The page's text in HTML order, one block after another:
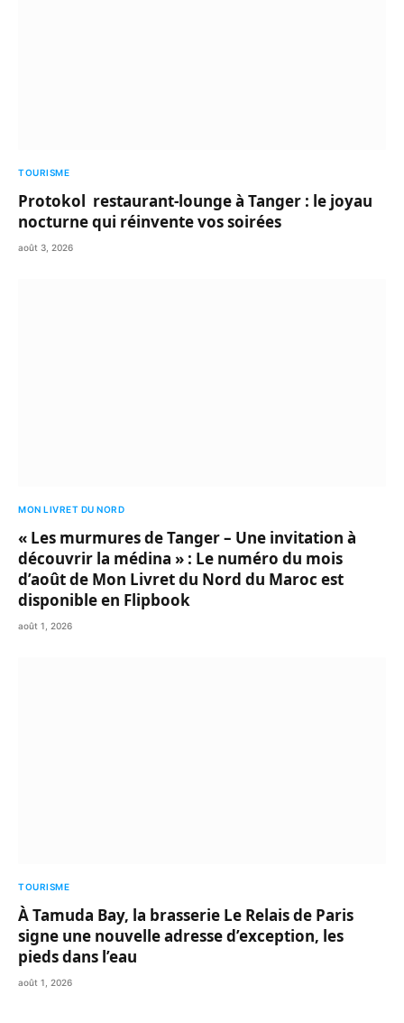
TOURISME
Protokol restaurant-lounge à Tanger : le joyau
nocturne qui réinvente vos soirées
août 3, 2026
MON LIVRET DU NORD
« Les murmures de Tanger – Une invitation à
découvrir la médina » : Le numéro du mois
d’août de Mon Livret du Nord du Maroc est
disponible en Flipbook
août 1, 2026
TOURISME
À Tamuda Bay, la brasserie Le Relais de Paris
signe une nouvelle adresse d’exception, les
pieds dans l’eau
août 1, 2026